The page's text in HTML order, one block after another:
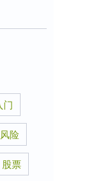
门
风险
股票